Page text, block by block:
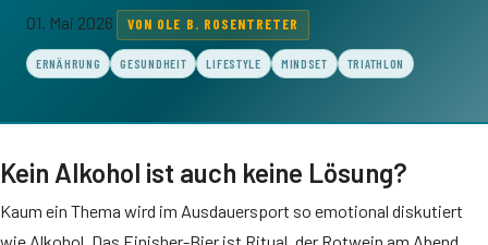
01. Mai 2026 VON OLE B. ROSENTRETER
ERNÄHRUNG GESUNDHEIT LIFESTYLE MINDSET TRIATHLON
Kein Alkohol ist auch keine Lösung?
Kaum ein Thema wird im Ausdauersport so emotional diskutiert
wie Alkohol. Das Finisher-Bier ist Ritual, der Rotwein am Abend